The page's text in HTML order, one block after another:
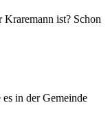
Kraremann ist? Schon
in der Gemeinde